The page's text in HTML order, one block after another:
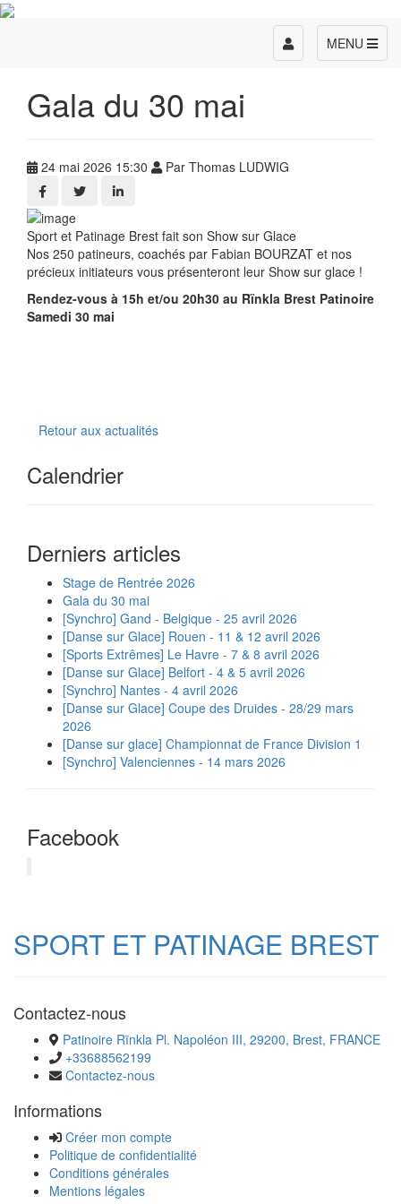
MENU
Toggle
navigation
Gala du 30 mai
24 mai 2026 15:30 Par Thomas LUDWIG
Sport et Patinage Brest fait son Show sur Glace
Nos 250 patineurs, coachés par Fabian BOURZAT et nos
précieux initiateurs vous présenteront leur Show sur glace !
Rendez-vous à 15h et/ou 20h30 au Rïnkla Brest Patinoire
Samedi 30 mai
Retour aux actualités
Calendrier
Derniers articles
Stage de Rentrée 2026
Gala du 30 mai
[Synchro] Gand - Belgique - 25 avril 2026
[Danse sur Glace] Rouen - 11 & 12 avril 2026
[Sports Extrêmes] Le Havre - 7 & 8 avril 2026
[Danse sur Glace] Belfort - 4 & 5 avril 2026
[Synchro] Nantes - 4 avril 2026
[Danse sur Glace] Coupe des Druides - 28/29 mars
2026
[Danse sur glace] Championnat de France Division 1
[Synchro] Valenciennes - 14 mars 2026
Facebook
SPORT ET PATINAGE BREST
Contactez-nous
Patinoire Rïnkla Pl. Napoléon III, 29200, Brest, FRANCE
+33688562199
Contactez-nous
Informations
Créer mon compte
Politique de confidentialité
Conditions générales
Mentions légales